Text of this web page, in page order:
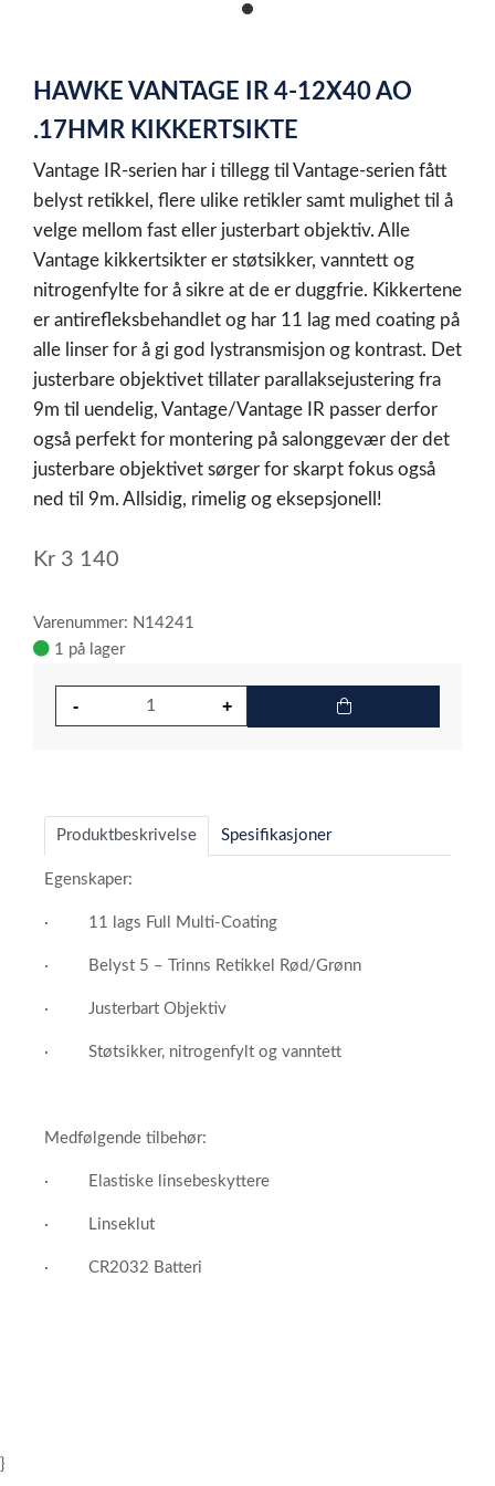
item
of
1
HAWKE VANTAGE IR 4-12X40 AO
.17HMR KIKKERTSIKTE
Vantage IR-serien har i tillegg til Vantage-serien fått
belyst retikkel, flere ulike retikler samt mulighet til å
velge mellom fast eller justerbart objektiv. Alle
Vantage kikkertsikter er støtsikker, vanntett og
nitrogenfylte for å sikre at de er duggfrie. Kikkertene
er antirefleksbehandlet og har 11 lag med coating på
alle linser for å gi god lystransmisjon og kontrast. Det
justerbare objektivet tillater parallaksejustering fra
9m til uendelig, Vantage/Vantage IR passer derfor
også perfekt for montering på salonggevær der det
justerbare objektivet sørger for skarpt fokus også
ned til 9m. Allsidig, rimelig og eksepsjonell!
Kr 3 140
Varenummer: N14241
1 på lager
Produktbeskrivelse Spesifikasjoner
Egenskaper:
· 11 lags Full Multi-Coating
· Belyst 5 – Trinns Retikkel Rød/Grønn
· Justerbart Objektiv
· Støtsikker, nitrogenfylt og vanntett
Medfølgende tilbehør:
· Elastiske linsebeskyttere
· Linseklut
· CR2032 Batteri
}